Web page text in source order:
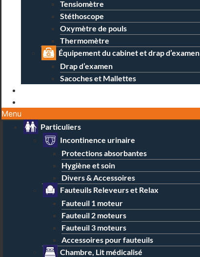
Tensiomètre
Stéthoscope
Oxymètre de pouls
Thermomètre
Équipement du cabinet et drap d’examen
Drap d’examen
Sacoches et Mallettes
Menu
Particuliers
Incontinence urinaire
Protections absorbantes
Hygiène et soin
Divers & Accessoires
Fauteuils Releveurs et Relax
Fauteuil 1 moteur
Fauteuil 2 moteurs
Fauteuil 3 moteurs
Accessoires pour fauteuils
Chambre, Lit médicalisé